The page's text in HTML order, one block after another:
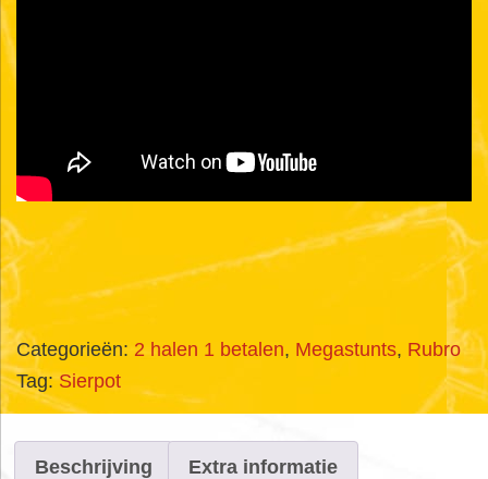
Categorieën: 2 halen 1 betalen, Megastunts, Rubro
Tag:Sierpot
Beschrijving Extra informatie